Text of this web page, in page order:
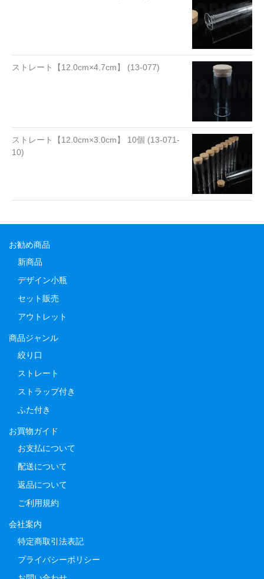
ストレート【12.0cm×4.7cm】 (13-077)
ストレート【12.0cm×3.0cm】 10個 (13-071-
10)
お勧め商品
新商品
デザイン小瓶
セット販売
アウトレット
商品ジャンル
絞り口
ストレート
ストラップ付き
ふた付き
お買物ガイド
お支払について
配送について
返品について
ご利用規約
会社案内
特定商取引法表記
プライバシーポリシー